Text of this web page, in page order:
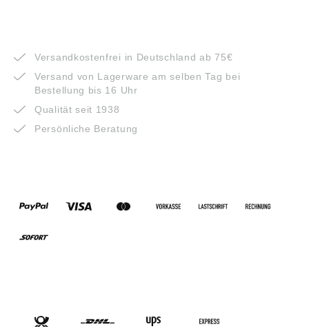
Versandkostenfrei in Deutschland ab 75€
Versand von Lagerware am selben Tag bei
Bestellung bis 16 Uhr
Qualität seit 1938
Persönliche Beratung